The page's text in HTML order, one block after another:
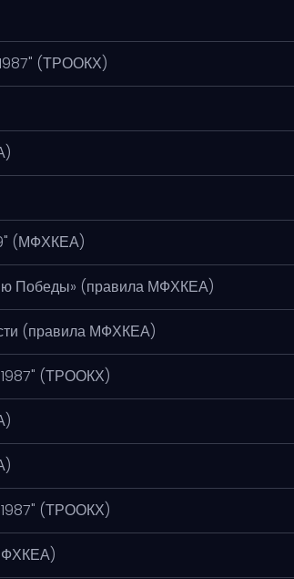
(ТРООКХ)
(МФХКЕА)
Победы» (правила МФХКЕА)
(правила МФХКЕА)
(ТРООКХ)
(ТРООКХ)